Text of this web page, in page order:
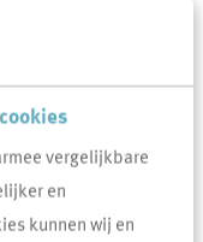
vergelijkbare
en
kunnen wij en
werken negen
met externe